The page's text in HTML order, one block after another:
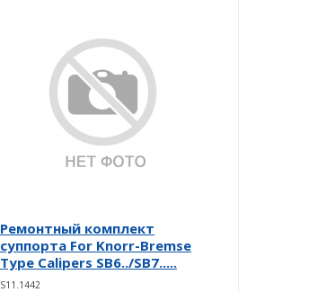
Ремонтный комплект
суппорта For Knorr-Bremse
Type Calipers SB6../SB7.....
S11.1442